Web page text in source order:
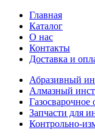
Главная
Каталог
О нас
Контакты
Доставка и
Абразивный
Алмазный
Газосварочное
Запчасти для
Контрольно-